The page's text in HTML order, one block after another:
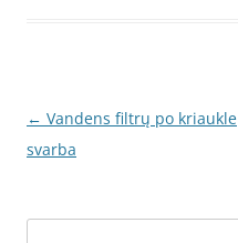
Įrašo
navigacija
← Vandens filtrų po kriaukle
svarba